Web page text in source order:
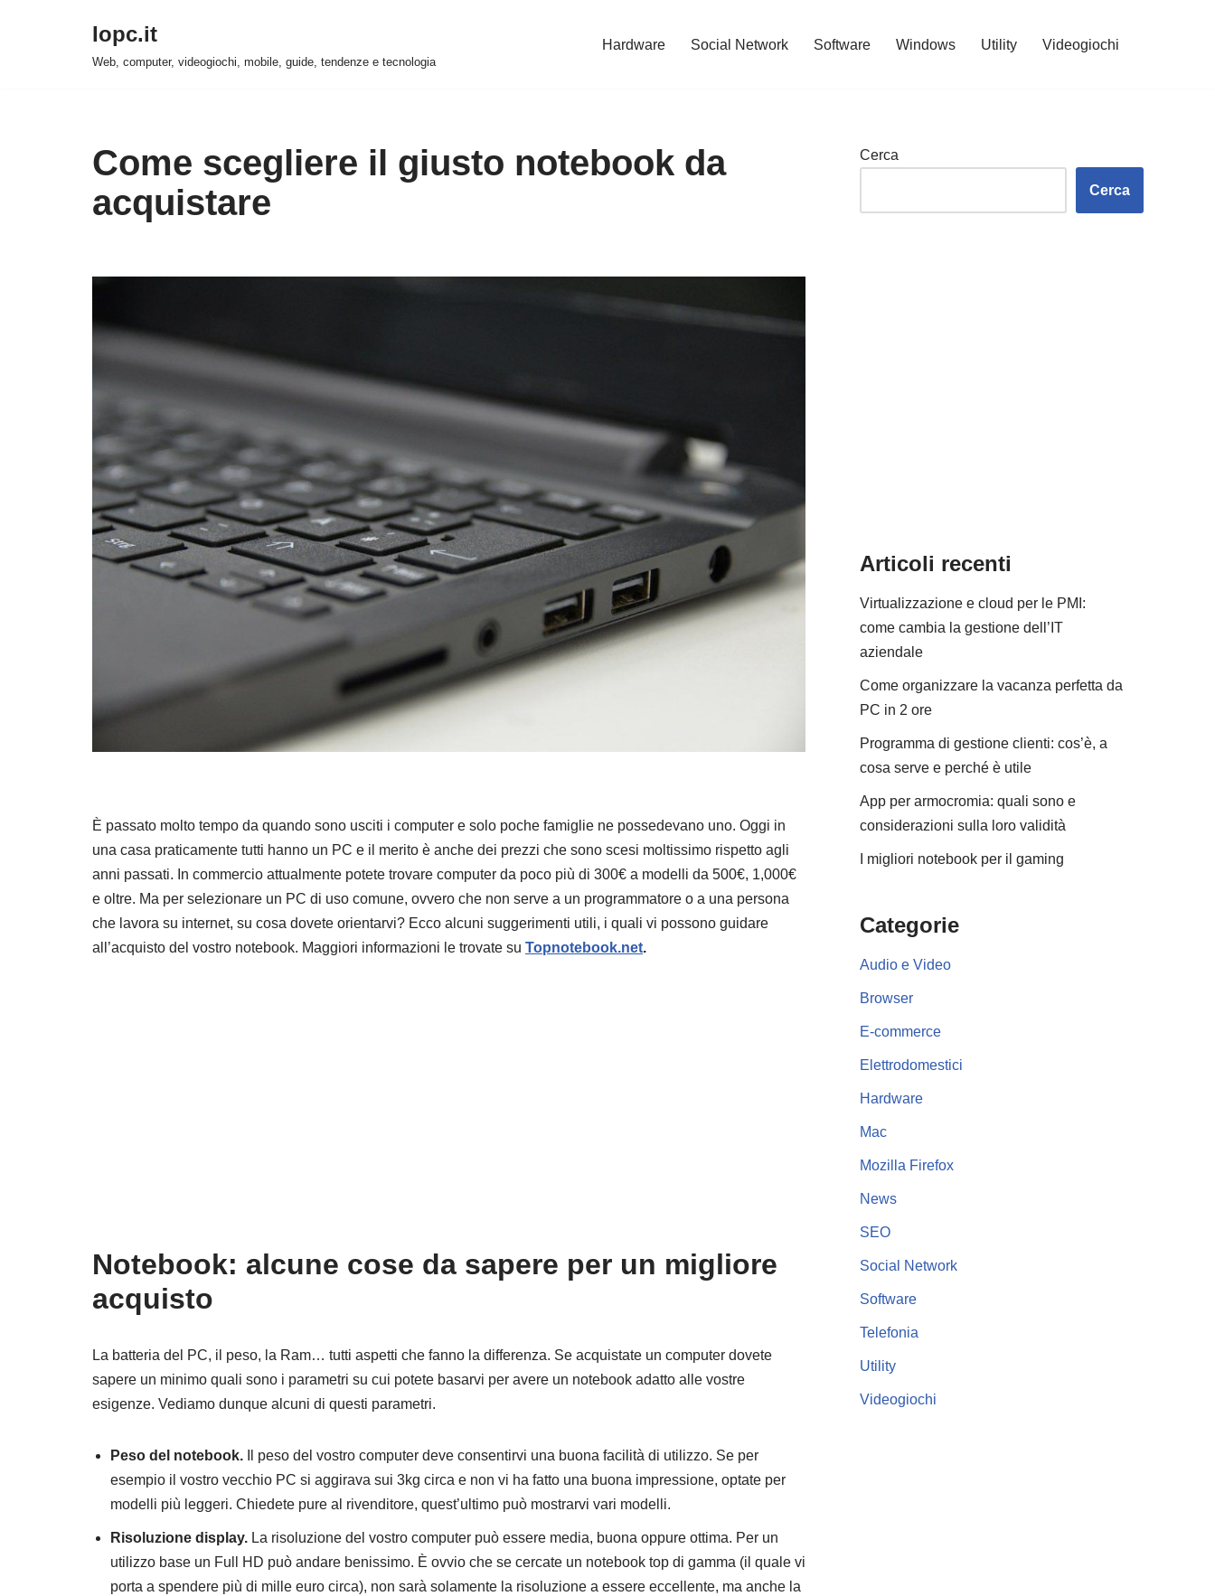
Iopc.it
Web, computer, videogiochi, mobile, guide, tendenze e tecnologia
Hardware Social Network Software Windows Utility Videogiochi
Come scegliere il giusto notebook da
acquistare
È passato molto tempo da quando sono usciti i computer e solo poche famiglie ne possedevano uno. Oggi in
una casa praticamente tutti hanno un PC e il merito è anche dei prezzi che sono scesi moltissimo rispetto agli
anni passati. In commercio attualmente potete trovare computer da poco più di 300€ a modelli da 500€, 1,000€
e oltre. Ma per selezionare un PC di uso comune, ovvero che non serve a un programmatore o a una persona
che lavora su internet, su cosa dovete orientarvi? Ecco alcuni suggerimenti utili, i quali vi possono guidare
all’acquisto del vostro notebook. Maggiori informazioni le trovate su Topnotebook.net.
Notebook: alcune cose da sapere per un migliore
acquisto
La batteria del PC, il peso, la Ram… tutti aspetti che fanno la differenza. Se acquistate un computer dovete
sapere un minimo quali sono i parametri su cui potete basarvi per avere un notebook adatto alle vostre
esigenze. Vediamo dunque alcuni di questi parametri.
Peso del notebook.
Il peso del vostro computer deve consentirvi una buona facilità di utilizzo. Se per
esempio il vostro vecchio PC si aggirava sui 3kg circa e non vi ha fatto una buona impressione, optate per
modelli più leggeri. Chiedete pure al rivenditore, quest’ultimo può mostrarvi vari modelli.
Risoluzione display. La risoluzione del vostro computer può essere media, buona oppure ottima. Per un
utilizzo base un Full HD può andare benissimo. È ovvio che se cercate un notebook top di gamma (il quale vi
porta a spendere più di mille euro circa), non sarà solamente la risoluzione a essere eccellente, ma anche la
Cerca
Cerca
Articoli recenti
Virtualizzazione e cloud per le PMI:
come cambia la gestione dell’IT
aziendale
Come organizzare la vacanza perfetta da
PC in 2 ore
Programma di gestione clienti: cos’è, a
cosa serve e perché è utile
App per armocromia: quali sono e
considerazioni sulla loro validità
I migliori notebook per il gaming
Categorie
Audio e Video
Browser
E-commerce
Elettrodomestici
Hardware
Mac
Mozilla Firefox
News
SEO
Social Network
Software
Telefonia
Utility
Videogiochi